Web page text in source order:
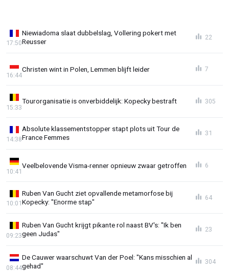
Niewiadoma slaat dubbelslag, Vollering pokert met
Reusser
17:50
22
Christen wint in Polen, Lemmen blijft leider
16:44
7
Tourorganisatie is onverbiddelijk: Kopecky bestraft
15:33
305
Absolute klassementstopper stapt plots uit Tour de
France Femmes
14:38
31
Veelbelovende Visma-renner opnieuw zwaar getroffen
10:41
6
Ruben Van Gucht ziet opvallende metamorfose bij
Kopecky: "Enorme stap"
10:01
64
Ruben Van Gucht krijgt pikante rol naast BV's: "Ik ben
geen Judas"
09:23
23
De Cauwer waarschuwt Van der Poel: "Kans misschien al
gehad"
08:44
304